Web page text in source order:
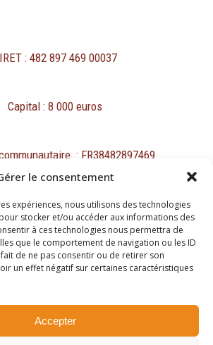
le consentement
expériences, nous utilisons des technologies
stocker et/ou accéder aux informations des
à ces technologies nous permettra de
que le comportement de navigation ou les ID
de ne pas consentir ou de retirer son
un effet négatif sur certaines caractéristiques
Accepter
: 482 897 469 00037
Capital : 8 000 euros
: FR38482897469
Mentions légales
des données personnelles et cookies